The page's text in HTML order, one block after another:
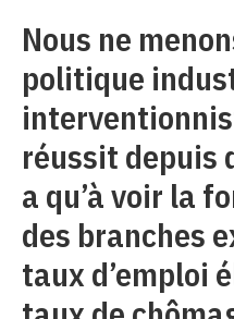
Nous ne
politique
réussit depuis
a qu’à voir la
des branches
taux d’emploi